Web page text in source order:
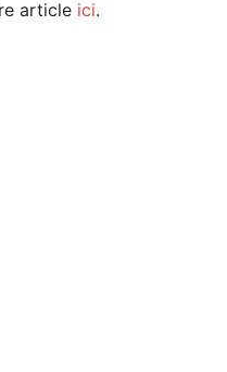
article ici.